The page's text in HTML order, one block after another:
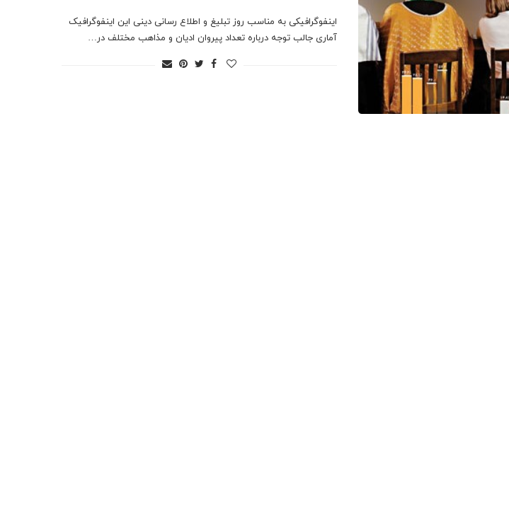
اینفوگرافیکی به مناسب روز تبلیغ و اطلاع رسانی دینی این اینفوگرافیک
آماری جالب توجه درباره تعداد پیروان ادیان و مذاهب مختلف در…